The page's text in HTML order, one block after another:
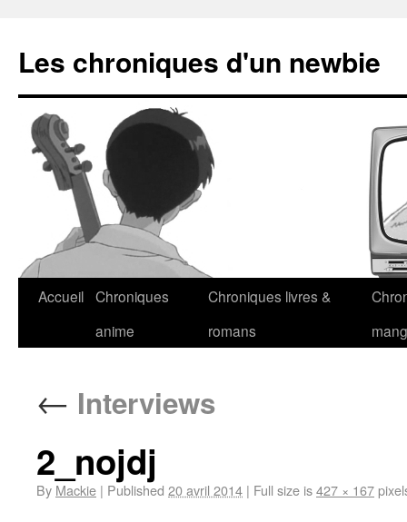
Les chroniques d'un newbie
Accueil Chroniques
anime
Chroniques livres &
romans
← Interviews
2_nojdj
By Mackie | Published 20 avril 2014 | Full size is427 × 167